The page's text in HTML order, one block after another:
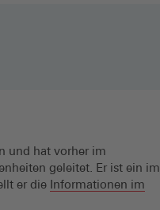
und hat vorher im
geleitet. Er ist ein im
er die Informationen im